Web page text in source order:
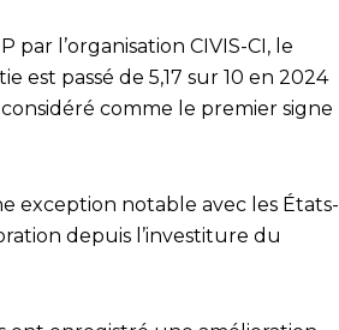
par l’organisation CIVIS-CI, le
est passé de 5,17 sur 10 en 2024
comme le premier signe
exception notable avec les États-
depuis l’investiture du